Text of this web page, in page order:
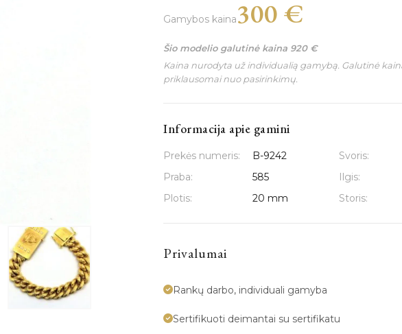
Gamybos kaina300 €
Šio modelio galutinė kaina 920 €
Kaina nurodyta už individualią gamybą. Galutinė
priklausomai nuo pasirinkimų.
Informacija apie gamini
Prekės numeris: B-9242 Svoris:
Praba:
585 Ilgis:
Plotis:
20 mm Storis:
Privalumai
Rankų darbo, individuali gamyba
Sertifikuoti deimantai su sertifikatu